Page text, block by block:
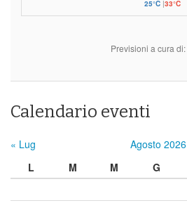
25°C|33°C
Previsioni a cura di:
Calendario eventi
« Lug Agosto 2026
L
M M G